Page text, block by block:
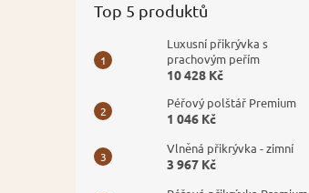
Top 5 produktů
Luxusní přikrývka s
prachovým peřím
10 428 Kč
Péřový polštář Premium
1 046 Kč
Vlněná přikrývka - zimní
3 967 Kč